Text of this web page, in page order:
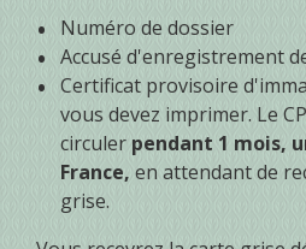
Numéro de dossier
Accusé d'enregistrement
Certificat provisoire
vous devez imprimer. Le
circuler pendant 1 mois,
France, en attendant de
grise.